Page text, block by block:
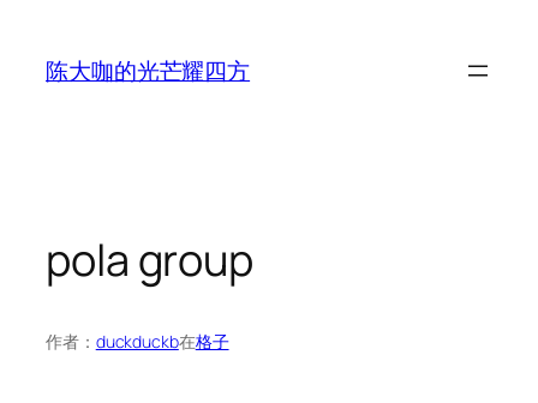
陈大咖的光芒耀四方
pola group
作者： duckduckb在格子